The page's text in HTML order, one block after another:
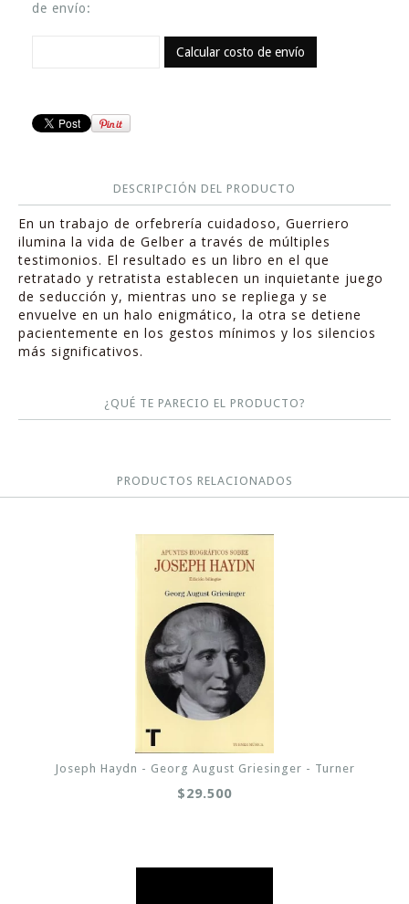
de envío:
Calcular costo de envío
DESCRIPCIÓN DEL PRODUCTO
En un trabajo de orfebrería cuidadoso, Guerriero
ilumina la vida de Gelber a través de múltiples
testimonios. El resultado es un libro en el que
retratado y retratista establecen un inquietante juego
de seducción y, mientras uno se repliega y se
envuelve en un halo enigmático, la otra se detiene
pacientemente en los gestos mínimos y los silencios
más significativos.
¿QUÉ TE PARECIO EL PRODUCTO?
PRODUCTOS RELACIONADOS
Joseph Haydn - Georg August Griesinger - Turner
$29.500